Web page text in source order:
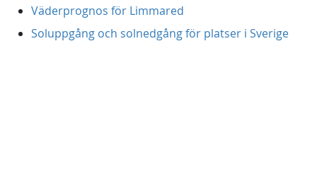
Väderprognos för Limmared
Soluppgång och solnedgång för platser i Sverige